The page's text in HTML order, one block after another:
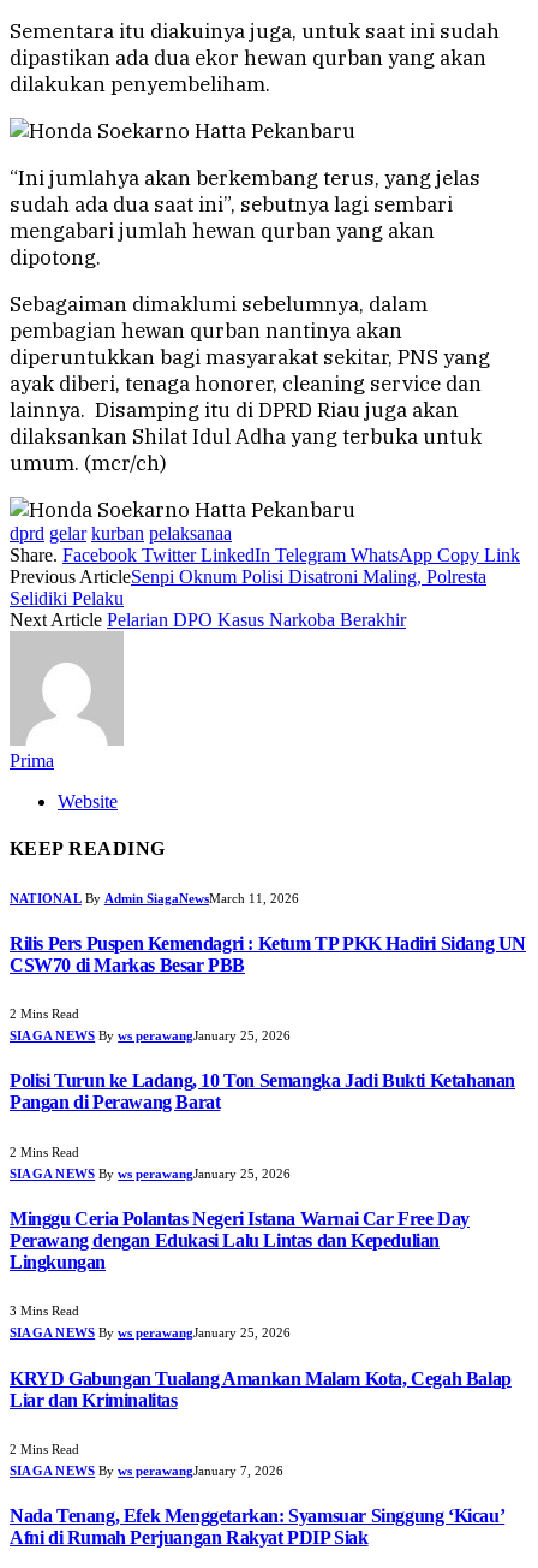
Sementara itu diakuinya juga, untuk saat ini sudah
dipastikan ada dua ekor hewan qurban yang akan
dilakukan penyembeliham.
“Ini jumlahya akan berkembang terus, yang jelas
sudah ada dua saat ini”, sebutnya lagi sembari
mengabari jumlah hewan qurban yang akan
dipotong.
Sebagaiman dimaklumi sebelumnya, dalam
pembagian hewan qurban nantinya akan
diperuntukkan bagi masyarakat sekitar, PNS yang
ayak diberi, tenaga honorer, cleaning service dan
lainnya. Disamping itu di DPRD Riau juga akan
dilaksankan Shilat Idul Adha yang terbuka untuk
umum. (mcr/ch)
dprd gelar kurban pelaksanaa
Share. Facebook Twitter LinkedIn Telegram WhatsApp Copy Link
Previous ArticleSenpi Oknum Polisi Disatroni Maling, Polresta
Selidiki Pelaku
Next Article Pelarian DPO Kasus Narkoba Berakhir
Prima
Website
KEEP READING
NATIONAL By Admin SiagaNewsMarch 11, 2026
Rilis Pers Puspen Kemendagri : Ketum TP PKK Hadiri Sidang UN
CSW70 di Markas Besar PBB
2 Mins Read
SIAGA NEWS By ws perawangJanuary 25, 2026
Polisi Turun ke Ladang, 10 Ton Semangka Jadi Bukti Ketahanan
Pangan di Perawang Barat
2 Mins Read
SIAGA NEWS By ws perawangJanuary 25, 2026
Minggu Ceria Polantas Negeri Istana Warnai Car Free Day
Perawang dengan Edukasi Lalu Lintas dan Kepedulian
Lingkungan
3 Mins Read
SIAGA NEWS By ws perawangJanuary 25, 2026
KRYD Gabungan Tualang Amankan Malam Kota, Cegah Balap
Liar dan Kriminalitas
2 Mins Read
SIAGA NEWS By ws perawangJanuary 7, 2026
Nada Tenang, Efek Menggetarkan: Syamsuar Singgung ‘Kicau’
Afni di Rumah Perjuangan Rakyat PDIP Siak